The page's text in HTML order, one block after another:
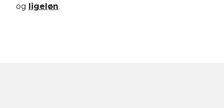
og ligeløn.